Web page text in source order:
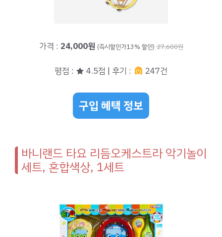
가격 : 24,000원 (즉시할인가13% 할인) 27,600원
평점 : ★ 4.5점 | 후기 : 247건
구입 혜택 정보
바니랜드 타요 리듬오케스트라 악기놀이
세트, 혼합색상, 1세트